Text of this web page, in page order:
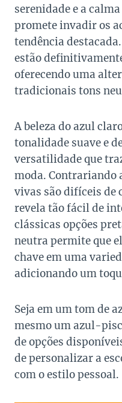
serenidade e a
promete invadir os
tendência
estão
oferecendo uma
tradicionais tons
A beleza do azul
tonalidade suave e
versatilidade que
moda. Contrariando
vivas são difíceis de
revela tão fácil de
clássicas opções
neutra permite que
chave em uma
adicionando um
Seja em um tom de
mesmo um azul-
de opções
de personalizar a
com o estilo pessoal.